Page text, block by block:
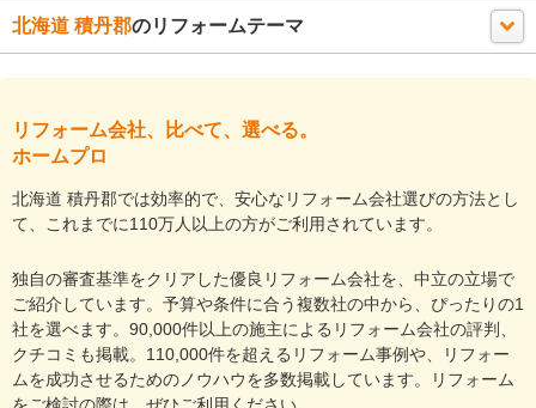
北海道 積丹郡のリフォームテーマ
リフォーム会社、比べて、選べる。
ホームプロ
北海道 積丹郡では効率的で、安心なリフォーム会社選びの方法とし
て、これまでに110万人以上の方がご利用されています。
独自の審査基準をクリアした優良リフォーム会社を、中立の立場で
ご紹介しています。予算や条件に合う複数社の中から、ぴったりの1
社を選べます。90,000件以上の施主によるリフォーム会社の評判、
クチコミも掲載。110,000件を超えるリフォーム事例や、リフォー
ムを成功させるためのノウハウを多数掲載しています。リフォーム
をご検討の際は、ぜひご利用ください。